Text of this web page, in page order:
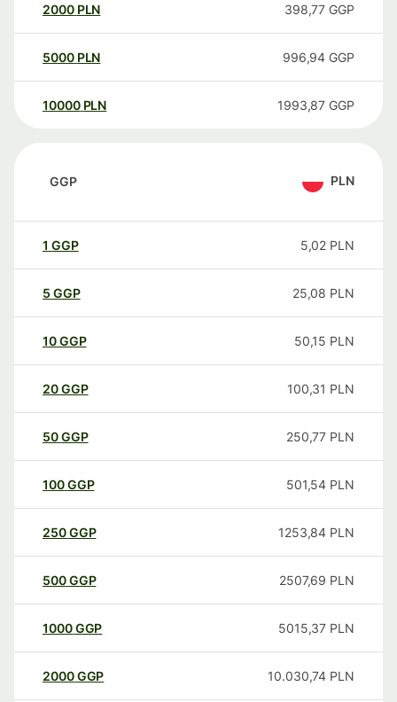
2000 PLN 398,77 GGP
5000 PLN 996,94 GGP
10000 PLN 1993,87 GGP
GGP PLN
1 GGP 5,02 PLN
5 GGP 25,08 PLN
10GGP 50,15 PLN
20GGP 100,31 PLN
50GGP 250,77 PLN
100GGP 501,54 PLN
250GGP 1253,84 PLN
500GGP 2507,69 PLN
1000GGP 5015,37 PLN
2000GGP 10.030,74 PLN